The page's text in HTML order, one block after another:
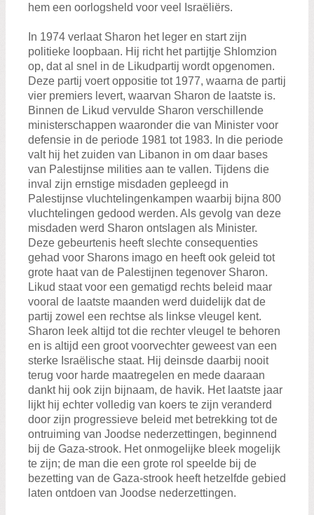
hem een oorlogsheld voor veel Israëliërs.
In 1974 verlaat Sharon het leger en start zijn
politieke loopbaan. Hij richt het partijtje Shlomzion
op, dat al snel in de Likudpartij wordt opgenomen.
Deze partij voert oppositie tot 1977, waarna de partij
vier premiers levert, waarvan Sharon de laatste is.
Binnen de Likud vervulde Sharon verschillende
ministerschappen waaronder die van Minister voor
defensie in de periode 1981 tot 1983. In die periode
valt hij het zuiden van Libanon in om daar bases
van Palestijnse milities aan te vallen. Tijdens die
inval zijn ernstige misdaden gepleegd in
Palestijnse vluchtelingenkampen waarbij bijna 800
vluchtelingen gedood werden. Als gevolg van deze
misdaden werd Sharon ontslagen als Minister.
Deze gebeurtenis heeft slechte consequenties
gehad voor Sharons imago en heeft ook geleid tot
grote haat van de Palestijnen tegenover Sharon.
Likud staat voor een gematigd rechts beleid maar
vooral de laatste maanden werd duidelijk dat de
partij zowel een rechtse als linkse vleugel kent.
Sharon leek altijd tot die rechter vleugel te behoren
en is altijd een groot voorvechter geweest van een
sterke Israëlische staat. Hij deinsde daarbij nooit
terug voor harde maatregelen en mede daaraan
dankt hij ook zijn bijnaam, de havik. Het laatste jaar
lijkt hij echter volledig van koers te zijn veranderd
door zijn progressieve beleid met betrekking tot de
ontruiming van Joodse nederzettingen, beginnend
bij de Gaza-strook. Het onmogelijke bleek mogelijk
te zijn; de man die een grote rol speelde bij de
bezetting van de Gaza-strook heeft hetzelfde gebied
laten ontdoen van Joodse nederzettingen.